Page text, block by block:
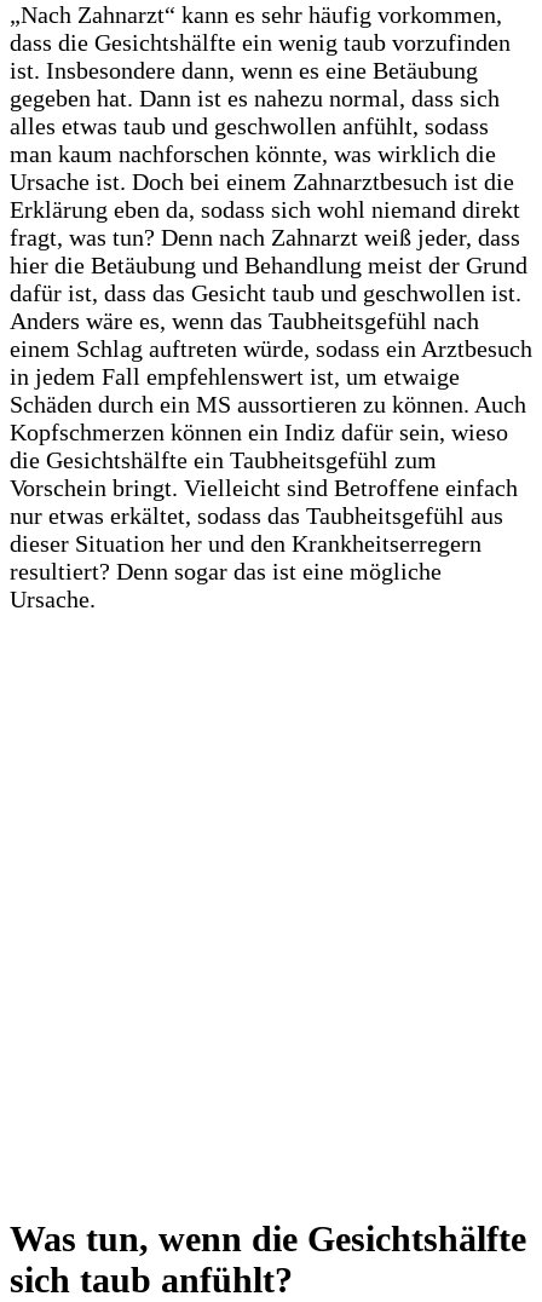
„Nach Zahnarzt“ kann es sehr häufig vorkommen,
dass die Gesichtshälfte ein wenig taub vorzufinden
ist. Insbesondere dann, wenn es eine Betäubung
gegeben hat. Dann ist es nahezu normal, dass sich
alles etwas taub und geschwollen anfühlt, sodass
man kaum nachforschen könnte, was wirklich die
Ursache ist. Doch bei einem Zahnarztbesuch ist die
Erklärung eben da, sodass sich wohl niemand direkt
fragt, was tun? Denn nach Zahnarzt weiß jeder, dass
hier die Betäubung und Behandlung meist der Grund
dafür ist, dass das Gesicht taub und geschwollen ist.
Anders wäre es, wenn das Taubheitsgefühl nach
einem Schlag auftreten würde, sodass ein Arztbesuch
in jedem Fall empfehlenswert ist, um etwaige
Schäden durch ein MS aussortieren zu können. Auch
Kopfschmerzen können ein Indiz dafür sein, wieso
die Gesichtshälfte ein Taubheitsgefühl zum
Vorschein bringt. Vielleicht sind Betroffene einfach
nur etwas erkältet, sodass das Taubheitsgefühl aus
dieser Situation her und den Krankheitserregern
resultiert? Denn sogar das ist eine mögliche
Ursache.
Was tun, wenn die Gesichtshälfte
sich taub anfühlt?